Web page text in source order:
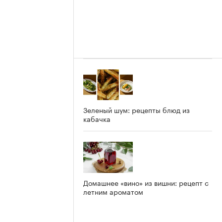
Зеленый шум: рецепты блюд из
кабачка
Домашнее «вино» из вишни: рецепт с
летним ароматом